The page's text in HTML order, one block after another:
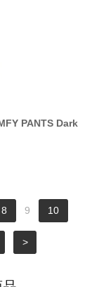
PANTS Dark
8 9 10
>